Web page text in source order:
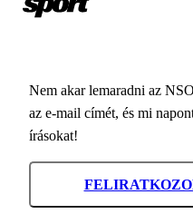
Nem akar lemaradni az
az e-mail címét, és mi
írásokat!